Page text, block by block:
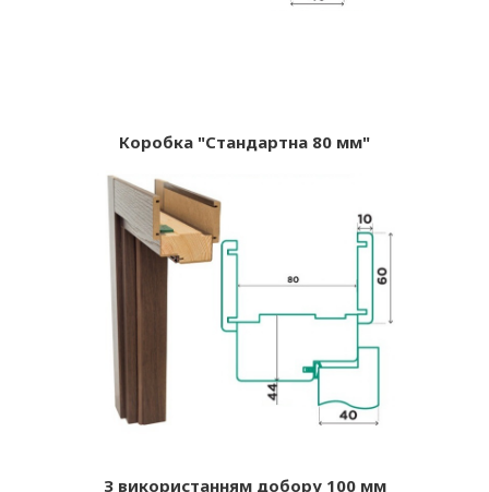
Коробка "Стандартна 80 мм"
З використанням добору 100 мм